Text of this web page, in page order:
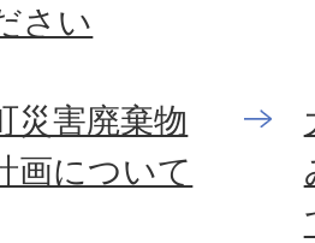
さい
災害廃棄物
画について